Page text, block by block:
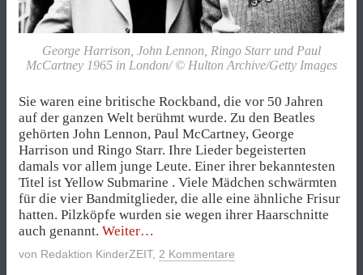
George Harrison, John Lennon, Ringo Starr und Paul
McCartney 1965 in London/ © Hulton Archive/Getty Images
Sie waren eine britische Rockband, die vor 50 Jahren
auf der ganzen Welt berühmt wurde. Zu den Beatles
gehörten John Lennon, Paul McCartney, George
Harrison und Ringo Starr. Ihre Lieder begeisterten
damals vor allem junge Leute. Einer ihrer bekanntesten
Titel ist Yellow Submarine . Viele Mädchen schwärmten
für die vier Bandmitglieder, die alle eine ähnliche Frisur
hatten. Pilzköpfe wurden sie wegen ihrer Haarschnitte
auch genannt. Weiter„Wer
waren
eigentlich
von Redaktion KinderZEIT, 2 Kommentare